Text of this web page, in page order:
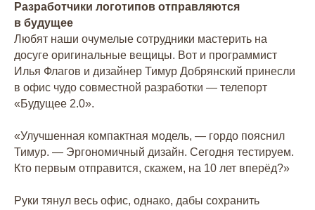
Разработчики логотипов отправляются
в будущее
Любят наши очумелые сотрудники мастерить на
досуге оригинальные вещицы. Вот и программист
Илья Флагов и дизайнер Тимур Добрянский принесли
в офис чудо совместной разработки — телепорт
«Будущее 2.0».
«Улучшенная компактная модель, — гордо пояснил
Тимур. — Эргономичный дизайн. Сегодня тестируем.
Кто первым отправится, скажем, на 10 лет вперёд?»
Руки тянул весь офис, однако, дабы сохранить